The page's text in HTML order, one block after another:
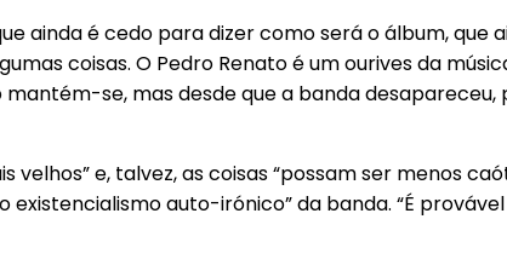
ainda é cedo para dizer como será o álbum, que
coisas. O Pedro Renato é um ourives da
se, mas desde que a banda
e, talvez, as coisas “possam ser menos
auto-irónico” da banda. “É